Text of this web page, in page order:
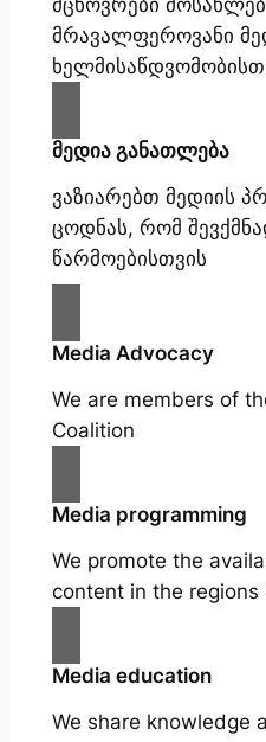
მრავალფეროვანი
მედია განათლება
ვაზიარებთ მედიის
ცოდნას, რომ
წარმოებისთვის
Media Advocacy
We are members of
Coalition
Media programming
We promote the
content in the regions
Media education
We share knowledge